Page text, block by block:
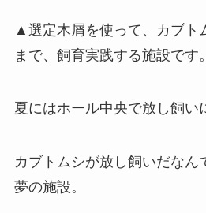
▲選定木屑を使って、カブト
まで、飼育実践する施設です。
夏にはホール中央で放し飼い
カブトムシが放し飼いだなん
夢の施設。